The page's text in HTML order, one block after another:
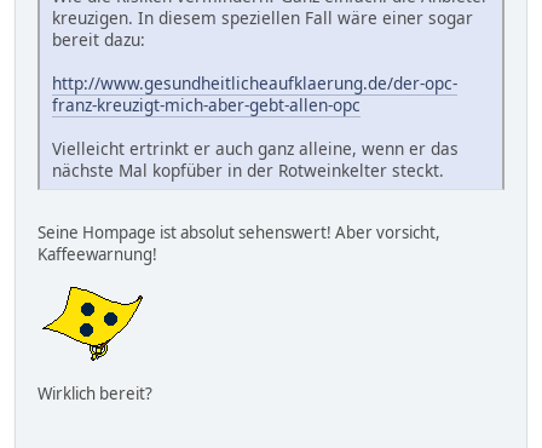
kreuzigen. In diesem speziellen Fall wäre einer sogar
bereit dazu:
http://www.gesundheitlicheaufklaerung.de/der-opc-
franz-kreuzigt-mich-aber-gebt-allen-opc
Vielleicht ertrinkt er auch ganz alleine, wenn er das
nächste Mal kopfüber in der Rotweinkelter steckt.
Seine Hompage ist absolut sehenswert! Aber vorsicht,
Kaffeewarnung!
Wirklich bereit?